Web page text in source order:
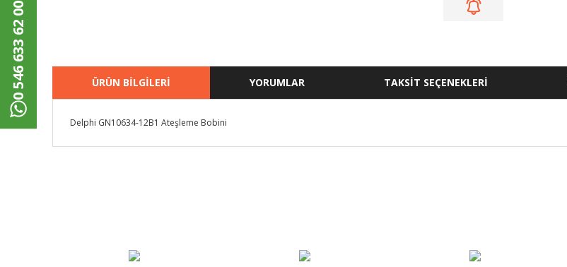
ÜRÜN BİLGİLERİ YORUMLAR TAKSİT SEÇENEKLERİ
Delphi GN10634-12B1 Ateşleme Bobini
Ürün bilgilerinde hatalar bulunuyor.
0 546 633 62 00